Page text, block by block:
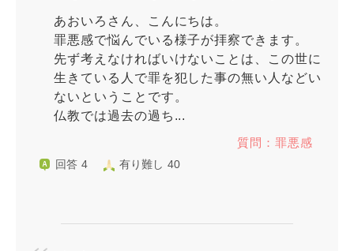
あおいろさん、こんにちは。
罪悪感で悩んでいる様子が拝察できます。
先ず考えなければいけないことは、この世に
生きている人で罪を犯した事の無い人などい
ないということです。
仏教では過去の過ち...
質問：罪悪感
回答 4 有り難し 40